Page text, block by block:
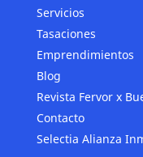
Servicios
Tasaciones
Emprendimientos
Blog
Revista Fervor x
Contacto
Selectia Alianza